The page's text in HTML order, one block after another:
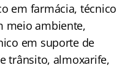
em farmácia, técnico
meio ambiente,
em suporte de
trânsito, almoxarife,